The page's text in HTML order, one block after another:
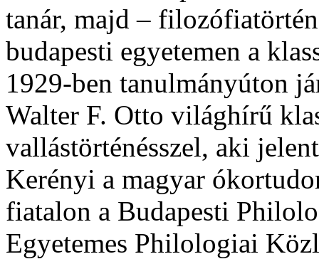
tanár, majd –
budapesti egyetemen a
1929-ben tanulmányúton
Walter F. Otto világhírű
vallástörténésszel, aki
Kerényi a magyar
fiatalon a Budapesti
Egyetemes Philologiai